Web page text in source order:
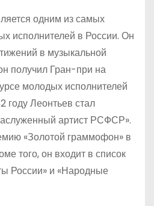
одним из самых
исполнителей в России. Он
в музыкальной
получил Гран-при на
молодых исполнителей
году Леонтьев стал
артист РСФСР».
«Золотой граммофон» в
того, он входит в список
России» и «Народные